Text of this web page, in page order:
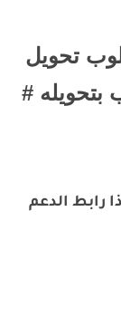
المطلوب تحويل
بتحويله #
رابط الدعم